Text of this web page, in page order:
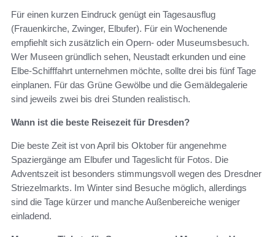
Für einen kurzen Eindruck genügt ein Tagesausflug
(Frauenkirche, Zwinger, Elbufer). Für ein Wochenende
empfiehlt sich zusätzlich ein Opern- oder Museumsbesuch.
Wer Museen gründlich sehen, Neustadt erkunden und eine
Elbe-Schifffahrt unternehmen möchte, sollte drei bis fünf Tage
einplanen. Für das Grüne Gewölbe und die Gemäldegalerie
sind jeweils zwei bis drei Stunden realistisch.
Wann ist die beste Reisezeit für Dresden?
Die beste Zeit ist von April bis Oktober für angenehme
Spaziergänge am Elbufer und Tageslicht für Fotos. Die
Adventszeit ist besonders stimmungsvoll wegen des Dresdner
Striezelmarkts. Im Winter sind Besuche möglich, allerdings
sind die Tage kürzer und manche Außenbereiche weniger
einladend.